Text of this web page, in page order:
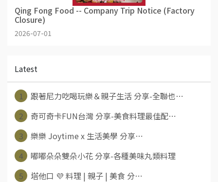
Qing Fong Food -- Company Trip Notice (Factory
Closure)
2026-07-01
Latest
1
跟著尼力吃喝玩樂＆親子生活 分享-全聯也⋯
2
奇可奇卡FUN台灣 分享-美食料理最佳配⋯
3
樂樂 Joytime x 生活美學 分享⋯
4
嘟嘟朵朵雙朵小花 分享-各種美味丸類料理
5
塔他口 💜 料理 | 親子 | 美食 分⋯